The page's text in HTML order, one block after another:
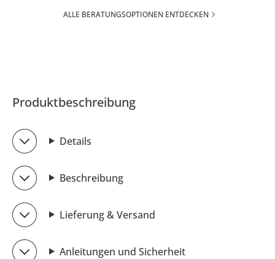
ALLE BERATUNGSOPTIONEN ENTDECKEN
Produktbeschreibung
Details
Beschreibung
Lieferung & Versand
Anleitungen und Sicherheit